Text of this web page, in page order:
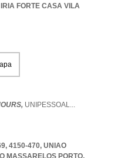
FORTE CASA VILA
UNIPESSOAL...
4150-470, UNIAO
MASSARELOS PORTO,